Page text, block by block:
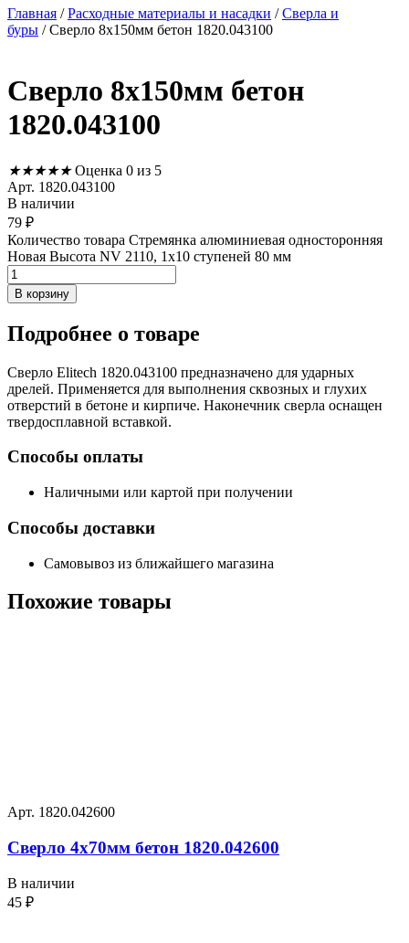
Главная /Расходные материалы и насадки /Сверла и
буры / Сверло 8х150мм бетон 1820.043100
Сверло 8х150мм бетон
1820.043100
★★★★★ Оценка 0 из 5
Арт. 1820.043100
В наличии
79 ₽
Количество товара Стремянка алюминиевая односторонняя
Новая Высота NV 2110, 1х10 ступеней 80 мм
В корзину
Подробнее о товаре
Сверло Elitech 1820.043100 предназначено для ударных
дрелей. Применяется для выполнения сквозных и глухих
отверстий в бетоне и кирпиче. Наконечник сверла оснащен
твердосплавной вставкой.
Способы оплаты
Наличными или картой при получении
Способы доставки
Самовывоз из ближайшего магазина
Похожие товары
Арт. 1820.042600
Сверло 4х70мм бетон 1820.042600
В наличии
45 ₽